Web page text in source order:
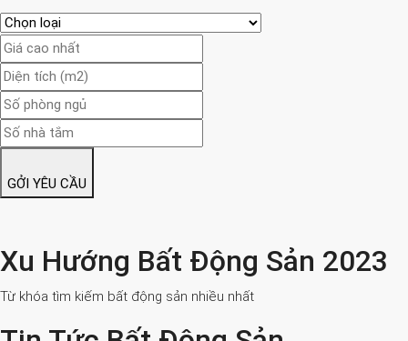
GỞI YÊU CẦU
Xu Hướng Bất Động Sản 2023
Từ khóa tìm kiếm bất động sản nhiều nhất